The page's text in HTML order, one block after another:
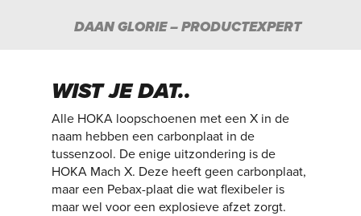
DAAN GLORIE – PRODUCTEXPERT
WIST JE DAT..
Alle HOKA loopschoenen met een X in de
naam hebben een carbonplaat in de
tussenzool. De enige uitzondering is de
HOKA Mach X. Deze heeft geen carbonplaat,
maar een Pebax-plaat die wat flexibeler is
maar wel voor een explosieve afzet zorgt.